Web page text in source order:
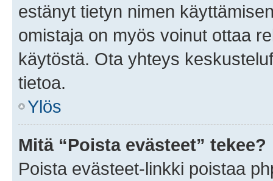
estänyt tietyn nimen
omistaja on myös voinut ottaa
käytöstä. Ota yhteys
tietoa.
Ylös
Mitä “Poista evästeet” tekee?
Poista evästeet-linkki poistaa